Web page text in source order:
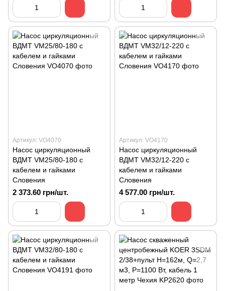
Артикул: VO4070
Насос циркуляционный
ВДМТ VM25/80-180 с
кабелем и гайками
Словения
2 373.60 грн/шт.
Артикул: VO4170
Насос циркуляционный
ВДМТ VM32/12-220 с
кабелем и гайками
Словения
4 577.00 грн/шт.